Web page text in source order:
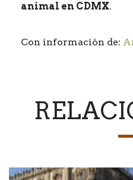
animal en CDMX.
Con información de: